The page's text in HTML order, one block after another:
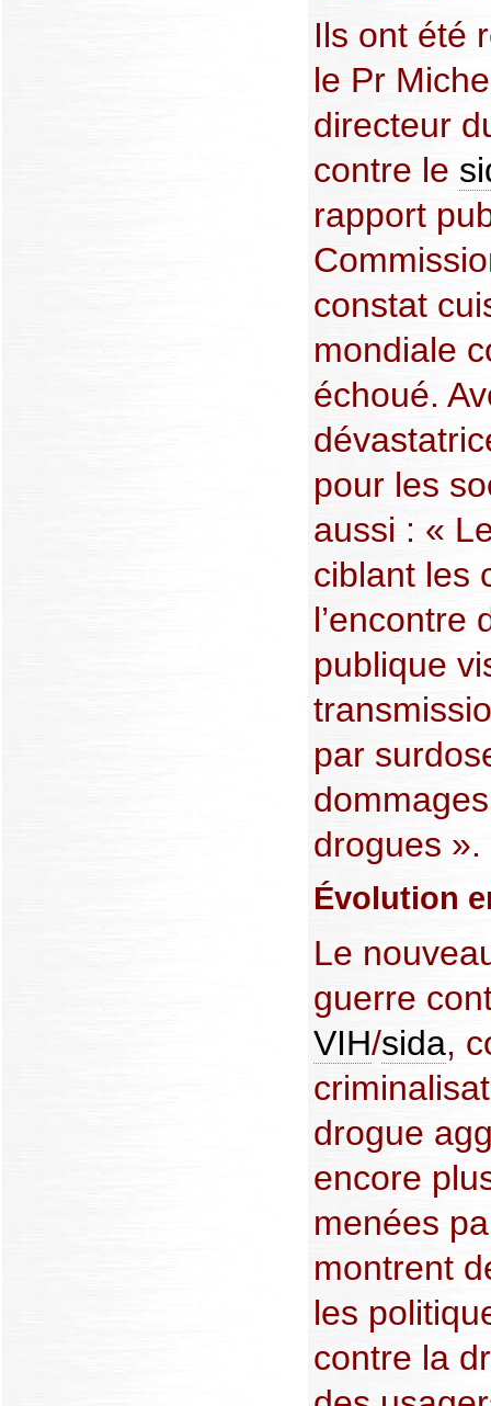
Ils ont été
le Pr
directeur
contre le
rapport
constat
mondiale
échoué.
pour les
aussi : «
ciblant les
l’encontre
publique
par
drogues ».
Évolution
Le
guerre
VIH/sida,
drogue
encore
menées
montrent
les
contre la